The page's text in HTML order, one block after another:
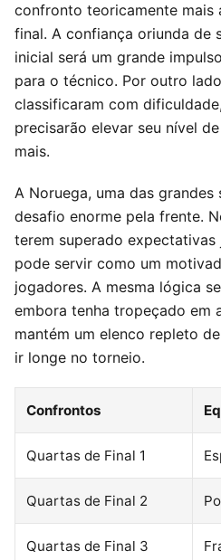
confronto teoricamente mais
final. A confiança oriunda de
inicial será um grande
para o técnico. Por outro
classificaram com
precisarão elevar seu nível
mais.
A Noruega, uma das grandes
desafio enorme pela frente.
terem superado
pode servir como um
jogadores. A mesma lógica
embora tenha tropeçado em
mantém um elenco repleto
ir longe no torneio.
Confrontos
Quartas de Final 1
Quartas de Final 2
Quartas de Final 3